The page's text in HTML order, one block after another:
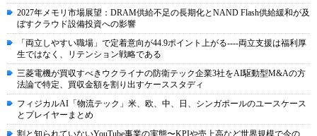
2027年メモリ市場展望：DRAM供給不足の長期化とNAND Flash供給緩和が及
ぼすクラウド設備投資への影響
「両立しやすい職場」で定着意向が44.9ポイント上がる----両立支援は福利厚
生ではなく、リテンション戦略である
三菱電機が買収すべきウクライナの防衛テック企業3社をAI駆動型M&Aの方
法論で特定、買収金額を割り出すケーススタディ
フィジカルAI「物流テック」米、欧、中、日、シンガポールのユースケース
とプレイヤーまとめ